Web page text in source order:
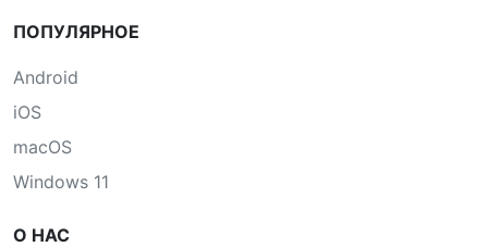
ПОПУЛЯРНОЕ
Android
iOS
macOS
Windows 11
О НАС